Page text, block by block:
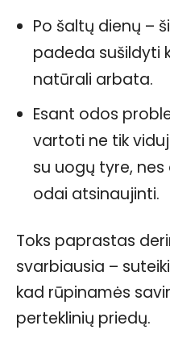
Po šaltų dienų –
padeda sušildyti
natūrali arbata.
Esant odos
vartoti ne tik
su uogų tyre,
odai atsinaujinti.
Toks paprastas
svarbiausia –
kad rūpinamės
perteklinių priedų.